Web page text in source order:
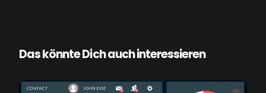
Das könnte Dich auch interessieren